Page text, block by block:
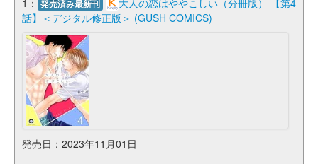
発売済み最新刊
話】＜デジタル修正版＞ (GUSH COMICS)
発売日：2023年11月01日